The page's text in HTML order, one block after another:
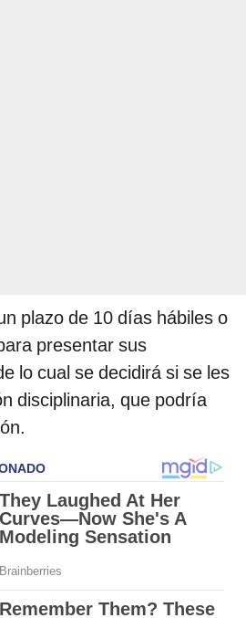
plazo de 10 días hábiles o
presentar sus
lo cual se decidirá si se les
disciplinaria, que podría